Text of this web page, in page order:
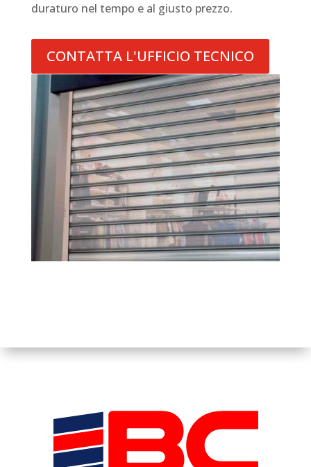
duraturo nel tempo e al giusto prezzo.
CONTATTA L'UFFICIO TECNICO